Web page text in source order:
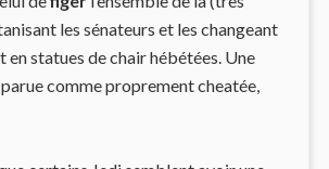
les sénateurs et les changeant
en statues de chair hébétées. Une
comme proprement cheatée,